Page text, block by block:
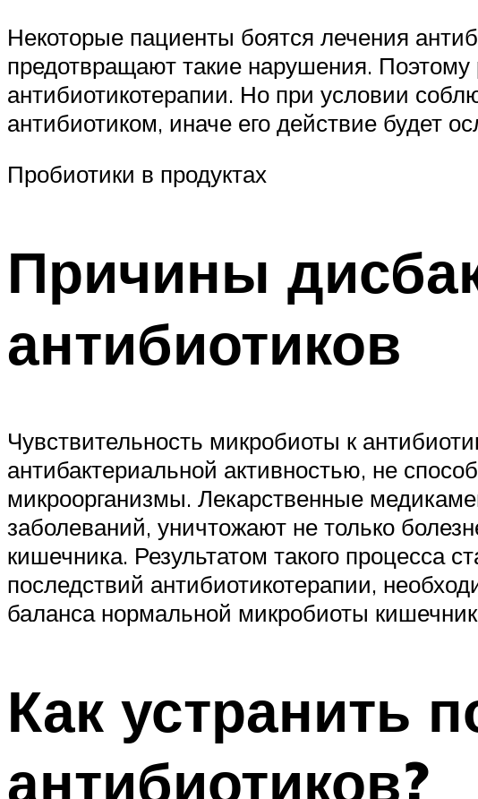
Некоторые пациенты боятся лечения
предотвращают такие нарушения. Поэтому
антибиотикотерапии. Но при условии
антибиотиком, иначе его действие будет
Пробиотики в продуктах
Причины
антибиотиков
Чувствительность микробиоты к
антибактериальной активностью, не
микроорганизмы. Лекарственные
заболеваний, уничтожают не только
кишечника. Результатом такого процесса
последствий антибиотикотерапии,
баланса нормальной микробиоты
Как устранить
антибиотиков?